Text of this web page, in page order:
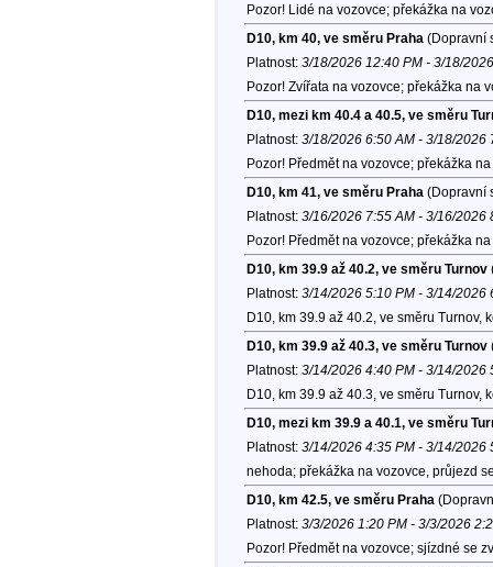
Pozor! Lidé na vozovce; překážka na
D10, km 40, ve směru Praha (Dopravní
Platnost: 3/18/2026 12:40 PM - 3/18/
Pozor! Zvířata na vozovce; překážka na
D10, mezi km 40.4 a 40.5, ve směru
Platnost: 3/18/2026 6:50 AM - 3/18/2026
Pozor! Předmět na vozovce; překážka
D10, km 41, ve směru Praha (Dopravní
Platnost: 3/16/2026 7:55 AM - 3/16/2026
Pozor! Předmět na vozovce; překážka
D10, km 39.9 až 40.2, ve směru Turnov
Platnost: 3/14/2026 5:10 PM - 3/14/2026
D10, km 39.9 až 40.2, ve směru Turnov,
D10, km 39.9 až 40.3, ve směru Turnov
Platnost: 3/14/2026 4:40 PM - 3/14/2026
D10, km 39.9 až 40.3, ve směru Turnov,
D10, mezi km 39.9 a 40.1, ve směru
Platnost: 3/14/2026 4:35 PM - 3/14/2026
nehoda; překážka na vozovce, průjezd
D10, km 42.5, ve směru Praha
Platnost: 3/3/2026 1:20 PM - 3/3/2026
Pozor! Předmět na vozovce; sjízdné se